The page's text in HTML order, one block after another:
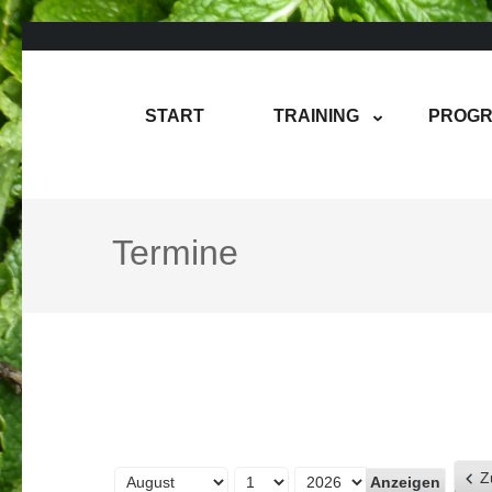
Zum
Inhalt
(Enter
drücken)
START TRAINING
Termine